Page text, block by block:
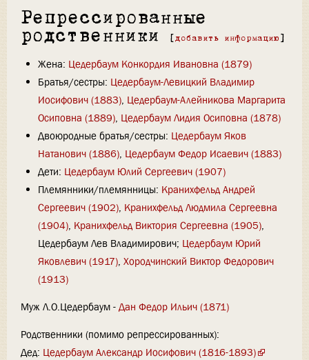
Репрессированные
родственники
[ добавить информацию ]
Жена: Цедербаум Конкордия Ивановна (1879)
Братья/сестры: Цедербаум-Левицкий Владимир
Иосифович (1883), Цедербаум-Алейникова Маргарита
Осиповна (1889), Цедербаум Лидия Осиповна (1878)
Двоюродные братья/сестры: Цедербаум Яков
Натанович (1886), Цедербаум Федор Исаевич (1883)
Дети: Цедербаум Юлий Сергеевич (1907)
Племянники/племянницы: Кранихфельд Андрей
Сергеевич (1902), Кранихфельд Людмила Сергеевна
(1904), Кранихфельд Виктория Сергеевна (1905),
Цедербаум Лев Владимирович; Цедербаум Юрий
Яковлевич (1917), Хородчинский Виктор Федорович
(1913)
Муж Л.О.Цедербаум - Дан Федор Ильич (1871)
Родственники (помимо репрессированных):
Дед: Цедербаум Александр Иосифович (1816-1893)